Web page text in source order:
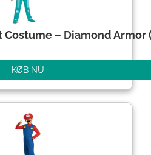
– Diamond Armor
KØB NU
aktuelle